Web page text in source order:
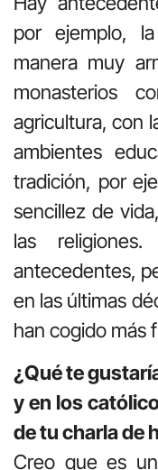
por ejemplo,
manera muy
monasterios
agricultura, con
ambientes
tradición, por
sencillez de
las
antecedentes,
en las últimas
han cogido más
¿Qué te
y en los
de tu charla de
Creo que es